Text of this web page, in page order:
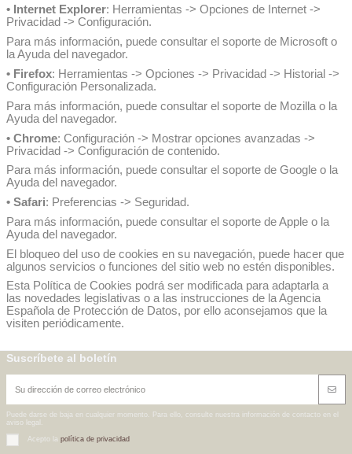
• Internet Explorer: Herramientas -> Opciones de Internet ->
Privacidad -> Configuración.
Para más información, puede consultar el soporte de Microsoft o
la Ayuda del navegador.
• Firefox: Herramientas -> Opciones -> Privacidad -> Historial ->
Configuración Personalizada.
Para más información, puede consultar el soporte de Mozilla o la
Ayuda del navegador.
• Chrome: Configuración -> Mostrar opciones avanzadas ->
Privacidad -> Configuración de contenido.
Para más información, puede consultar el soporte de Google o la
Ayuda del navegador.
• Safari: Preferencias -> Seguridad.
Para más información, puede consultar el soporte de Apple o la
Ayuda del navegador.
El bloqueo del uso de cookies en su navegación, puede hacer que
algunos servicios o funciones del sitio web no estén disponibles.
Esta Política de Cookies podrá ser modificada para adaptarla a
las novedades legislativas o a las instrucciones de la Agencia
Española de Protección de Datos, por ello aconsejamos que la
visiten periódicamente.
Suscríbete al boletín
Puede darse de baja en cualquier momento. Para ello, consulte nuestra información de contacto en el
aviso legal.
Acepto lapolítica de privacidad